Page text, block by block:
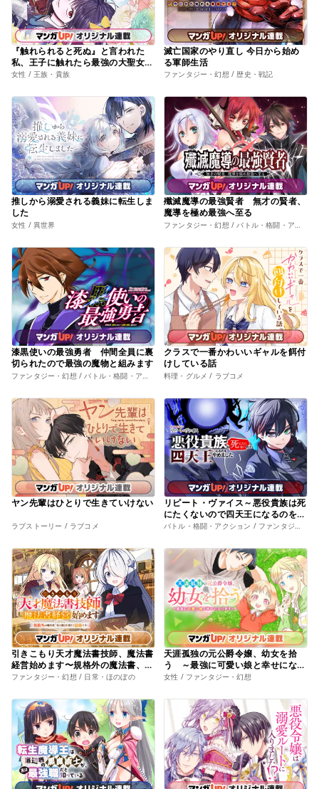
『触れられると死ぬ』と言われた
私、王子に触れたら最強の大聖女に
なりました。ところで殿下の愛が重
女性 / 王族・貴族
滅亡国家のやり直し 今日から始め
る軍師生活
ファンタジー・幻想 / 歴史・戦記
推しから溺愛される義妹に転生しま
した
女性 / 異世界
殲滅魔導の最強賢者 無才の賢者、
魔導を極め最強へ至る
ファンタジー・幻想 / バトル・格闘・アクション
漆黒使いの最強勇者 仲間全員に裏
切られたので最強の魔物と組みます
クラスで一番かわいいギャルを餌付
けしている話
料理・グルメ / ラブコメ
ヤン先輩はひとりで生きていけない
ラブストーリー / ラブコメ
リピート・ヴァイス～悪役貴族は死
にたくないので四天王になるのをや
めました～
バトル・格闘・アクション / ファンタジー・幻想
引きこもり天才魔法書技師、魔法書
経営始めます〜規格外の魔法書、実
は魔法を超えて最強です〜
ファンタジー・幻想 / 日常・ほのぼの
天涯孤独の元公爵令嬢、幼女を拾
う ～最強に可愛い娘と幸せになり
ます！～
女性 / ファンタジー・幻想